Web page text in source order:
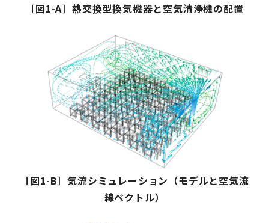
［図1-A］熱交換型換気機器と空気清浄機の配置
［図1-B］気流シミュレーション（モデルと空気流
線ベクトル）